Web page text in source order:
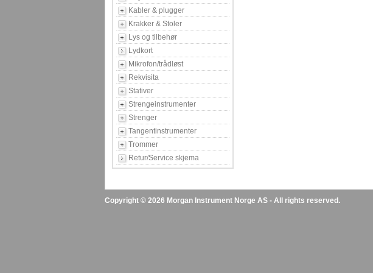
Kabler & plugger
Krakker & Stoler
Lys og tilbehør
Lydkort
Mikrofon/trådløst
Rekvisita
Stativer
Strengeinstrumenter
Strenger
Tangentinstrumenter
Trommer
Retur/Service skjema
Copyright © 2026 Morgan Instrument Norge AS - All rights reserved.